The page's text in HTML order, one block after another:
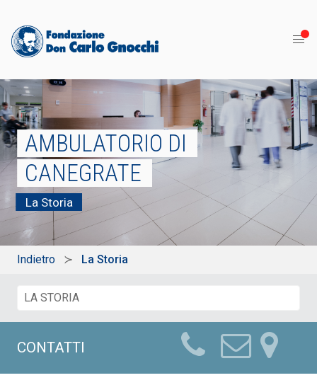
AMBULATORIO DI
CANEGRATE
La Storia
Indietro La Storia
CONTATTI